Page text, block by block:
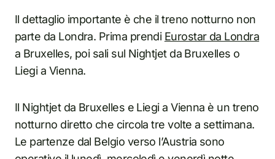
Il dettaglio importante è che il treno notturno non
parte da Londra. Prima prendi Eurostar da Londra
a Bruxelles, poi sali sul Nightjet da Bruxelles o
Liegi a Vienna.
Il Nightjet da Bruxelles e Liegi a Vienna è un treno
notturno diretto che circola tre volte a settimana.
Le partenze dal Belgio verso l’Austria sono